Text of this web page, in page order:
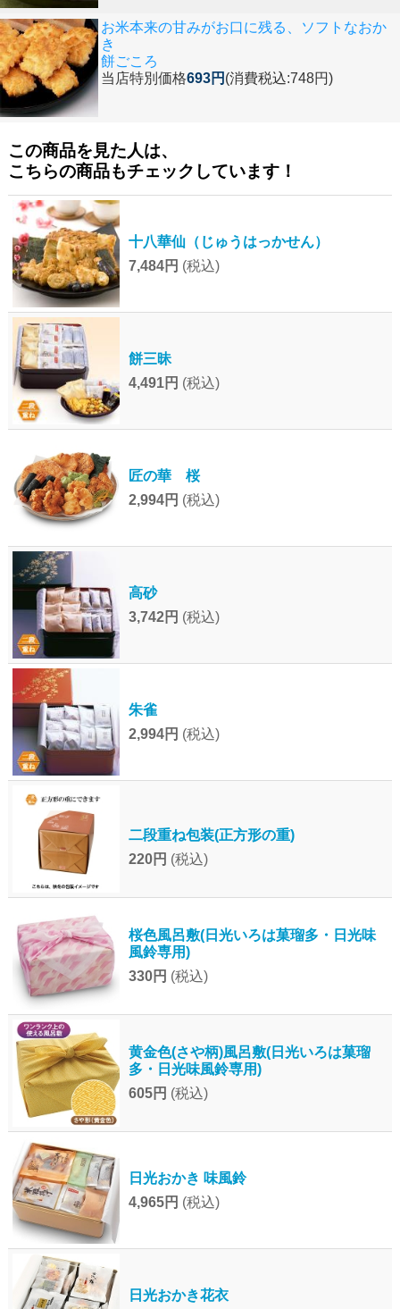
お米本来の甘みがお口に残る、ソフトなおか
き
餅ごころ
当店特別価格693円 (消費税込:748円)
この商品を見た人は、
こちらの商品もチェックしています！
十八華仙（じゅうはっかせん）
7,484円 (税込)
餅三昧
4,491円 (税込)
匠の華 桜
2,994円 (税込)
高砂
3,742円 (税込)
朱雀
2,994円 (税込)
二段重ね包装(正方形の重)
220円 (税込)
桜色風呂敷(日光いろは菓瑠多・日光味
風鈴専用)
330円 (税込)
黄金色(さや柄)風呂敷(日光いろは菓瑠
多・日光味風鈴専用)
605円 (税込)
日光おかき 味風鈴
4,965円 (税込)
日光おかき花衣